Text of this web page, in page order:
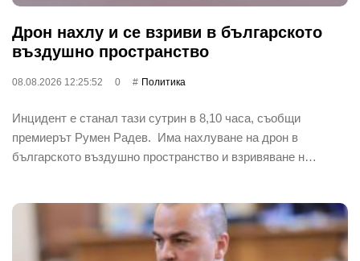
Дрон нахлу и се взриви в българското
въздушно пространство
08.08.2026 12:25:52 0 Политика
Инцидент е станал тази сутрин в 8,10 часа, съобщи
премиерът Румен Радев. Има нахлуване на дрон в
българското въздушно пространство и взривяване н…